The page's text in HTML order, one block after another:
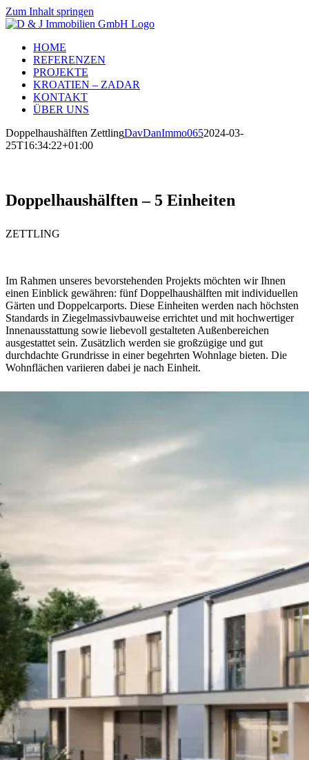
Zum Inhalt springen
HOME
REFERENZEN
PROJEKTE
KROATIEN – ZADAR
KONTAKT
ÜBER UNS
Doppelhaushälften ZettlingDavDanImmo0652024-03-
25T16:34:22+01:00
Doppelhaushälften – 5 Einheiten
ZETTLING
Im Rahmen unseres bevorstehenden Projekts möchten wir Ihnen
einen Einblick gewähren: fünf Doppelhaushälften mit individuellen
Gärten und Doppelcarports. Diese Einheiten werden nach höchsten
Standards in Ziegelmassivbauweise errichtet und mit hochwertiger
Innenausstattung sowie liebevoll gestalteten Außenbereichen
ausgestattet sein. Zusätzlich werden sie großzügige und gut
durchdachte Grundrisse in einer begehrten Wohnlage bieten. Die
Wohnflächen variieren dabei je nach Einheit.